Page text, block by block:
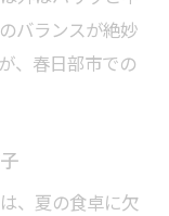
バランスが絶妙
、春日部市での
、夏の食卓に欠